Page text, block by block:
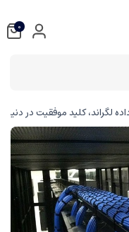
لگراند، کلید موفقیت در
0